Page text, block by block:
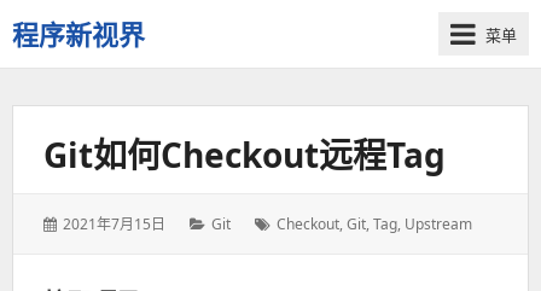
程序新视界
开
启
菜单
Git如何checkout远程tag
发
2021年7月15日
分
Git
标
Checkout,Git,Tag, Upstream